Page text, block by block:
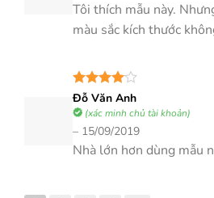
Tôi thích mẫu này.
màu sắc kích thước
Được
xếp hạng
5 sao
Đỗ Văn Anh
(xác minh chủ tài khoản)
– 15/09/2019
Nhà lớn hơn dùng mẫu